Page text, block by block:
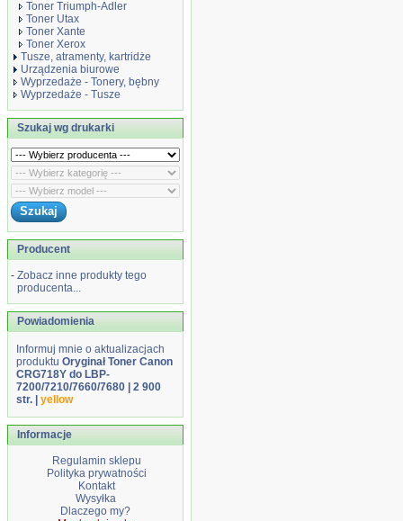
Toner Triumph-Adler
Toner Utax
Toner Xante
Toner Xerox
Tusze, atramenty, kartridże
Urządzenia biurowe
Wyprzedaże - Tonery, bębny
Wyprzedaże - Tusze
Szukaj wg drukarki
Producent
- Zobacz inne produkty tego
producenta...
Powiadomienia
Informuj mnie o aktualizacjach
produktu Oryginał Toner Canon
CRG718Y do LBP-
7200/7210/7660/7680 | 2 900
str. | yellow
Informacje
Regulamin sklepu
Polityka prywatności
Kontakt
Wysyłka
Dlaczego my?